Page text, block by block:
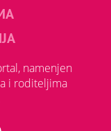
namenjen
i roditeljima